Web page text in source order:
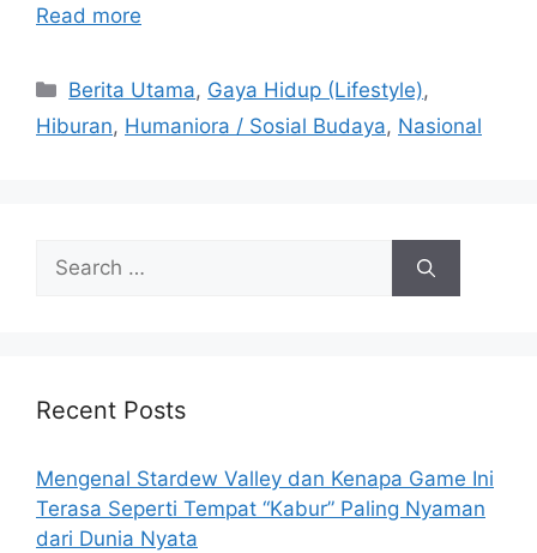
Read more
C
a
r
Berita Utama, Gaya Hidup (Lifestyle),
Hiburan, Humaniora / Sosial Budaya, Nasional
h
r
:
Recent Posts
Mengenal Stardew Valley dan Kenapa Game Ini
Terasa Seperti Tempat “Kabur” Paling Nyaman
dari Dunia Nyata